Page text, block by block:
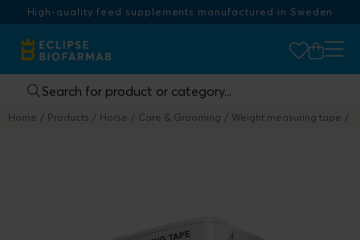
High-quality feed supplements manufactured in Sweden
Home Products Horse Care & Grooming Weight measuring tape